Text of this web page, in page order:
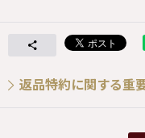
返品特約に関する重